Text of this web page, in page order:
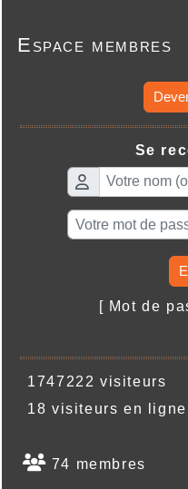
Espace membres
Se
[ Mot de
1747222 visiteurs
18 visiteurs en ligne
74 membres